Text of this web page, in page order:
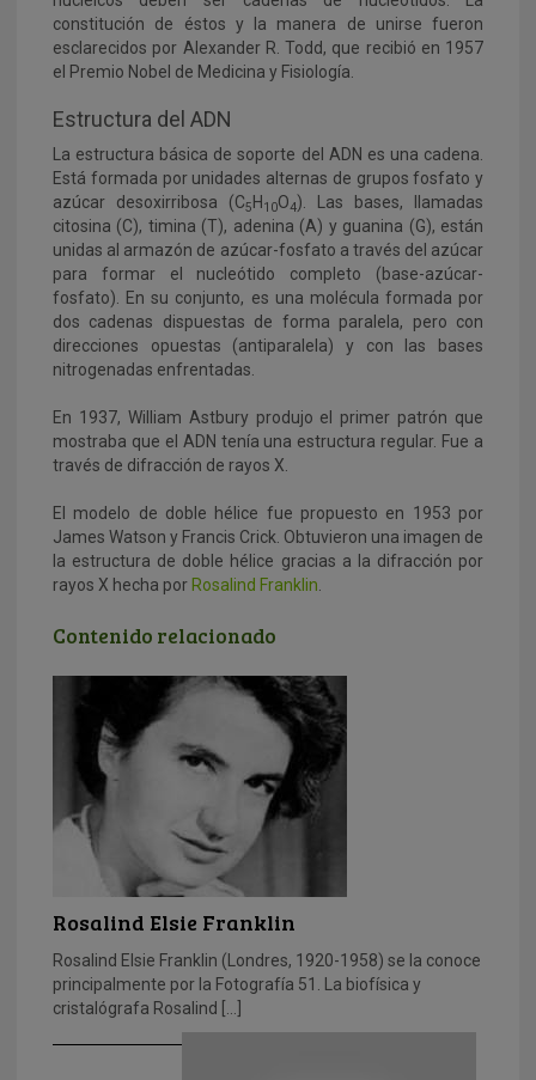
constitución de éstos y la manera de unirse fueron
esclarecidos por Alexander R. Todd, que recibió en 1957
el Premio Nobel de Medicina y Fisiología.
Estructura del ADN
La estructura básica de soporte del ADN es una cadena.
Está formada por unidades alternas de grupos fosfato y
azúcar desoxirribosa (C5 H 10O4). Las bases, llamadas
citosina (C), timina (T), adenina (A) y guanina (G), están
unidas al armazón de azúcar-fosfato a través del azúcar
para formar el nucleótido completo (base-azúcar-
fosfato). En su conjunto, es una molécula formada por
dos cadenas dispuestas de forma paralela, pero con
direcciones opuestas (antiparalela) y con las bases
nitrogenadas enfrentadas.
En 1937, William Astbury produjo el primer patrón que
mostraba que el ADN tenía una estructura regular. Fue a
través de difracción de rayos X.
El modelo de doble hélice fue propuesto en 1953 por
James Watson y Francis Crick. Obtuvieron una imagen de
la estructura de doble hélice gracias a la difracción por
rayos X hecha por Rosalind Franklin.
Contenido relacionado
Rosalind Elsie Franklin
Rosalind Elsie Franklin (Londres, 1920-1958) se la conoce
principalmente por la Fotografía 51. La biofísica y
cristalógrafa Rosalind […]